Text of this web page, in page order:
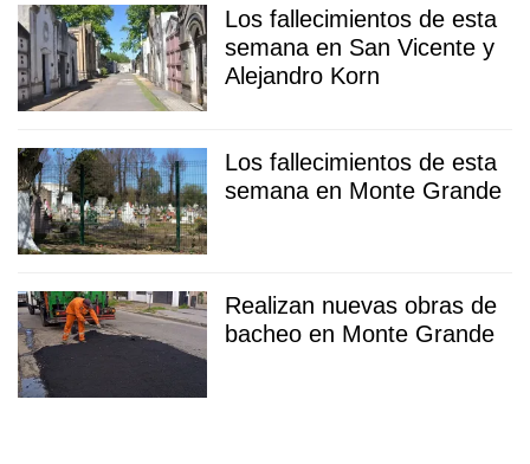
Los fallecimientos de esta
semana en San Vicente y
Alejandro Korn
Los fallecimientos de esta
semana en Monte Grande
Realizan nuevas obras de
bacheo en Monte Grande